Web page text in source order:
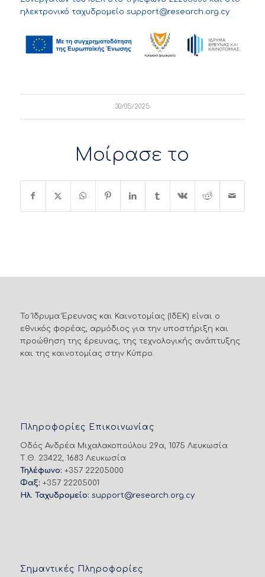
ηλεκτρονικό ταχυδρομείο support@research.org.cy
30/05/2025
Μοίρασε το
Το Ίδρυμα Έρευνας και Καινοτομίας (ΙδΕΚ) είναι ο
εθνικός φορέας, αρμόδιος για την υποστήριξη και
προώθηση της έρευνας, της τεχνολογικής ανάπτυξης
και της καινοτομίας στην Κύπρο.
Πληροφορίες Επικοινωνίας
Οδός Ανδρέα Μιχαλακοπούλου 29α, 1075 Λευκωσία
Τ.Θ. 23422, 1683 Λευκωσία
Τηλέφωνο: +357 22205000
Φαξ: +357 22205001
Ηλ. Ταχυδρομείο: support@research.org.cy
Σημαντικές Πληροφορίες